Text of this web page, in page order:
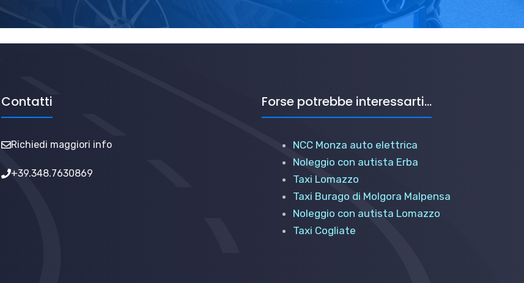
Contatti
Richiedi maggiori info
+39.348.7630869
Forse potrebbe interessarti...
NCC Monza auto elettrica
Noleggio con autista Erba
Taxi Lomazzo
Taxi Burago di Molgora Malpensa
Noleggio con autista Lomazzo
Taxi Cogliate